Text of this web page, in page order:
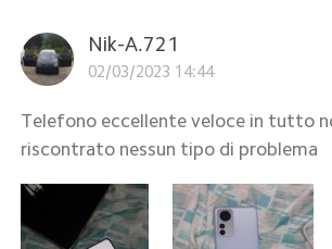
Nik-A.721
02/03/2023 14:44
Telefono eccellente veloce in tutto
riscontrato nessun tipo di problema